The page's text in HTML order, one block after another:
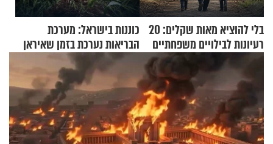
בלי להוציא מאות שקלים: 20
רעיונות לבילויים משפחתיים
כמעט בחינם
כוננות בישראל: מערכת
הבריאות נערכת בזמן שאיראן
מאיימת על הבריטים